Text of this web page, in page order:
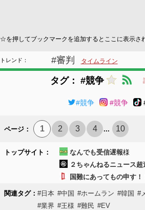
☆を押してブックマークを追加するとここに表示さ
#審判 タイムライン
トレンド：
タグ： #競争
#競争 #競争
ページ： 1 2 3 4 ... 10
トップサイト： なんでも受信遅報様
２ちゃんねるニュース超
国難にあってもの申す！
関連タグ： #日本 #中国 #ホームラン #韓国 #
#業界 #王様 #難民 #EV